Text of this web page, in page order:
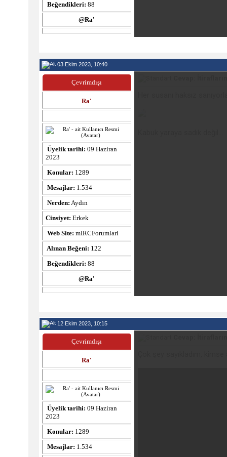
Beğendikleri: 88
@Ra'
03 Ekim 2023, 10:40
Çevrimdışı
Ra'
Üyelik tarihi: 09 Haziran
2023
Konular: 1289
Mesajlar: 1.534
Nerden: Aydın
Cinsiyet: Erkek
Web Site: mIRCForumlari
Alınan Beğeni: 122
Beğendikleri: 88
@Ra'
12 Ekim 2023, 10:15
Çevrimdışı
Ra'
Üyelik tarihi: 09 Haziran
2023
Konular: 1289
Mesajlar: 1.534